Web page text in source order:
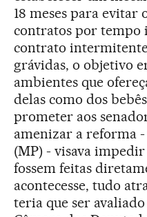
18 meses para evitar
contratos por tempo
contrato
grávidas, o objetivo
ambientes que
delas como dos
prometer aos
amenizar a reforma
(MP) - visava impedir
fossem feitas
acontecesse, tudo
teria que ser